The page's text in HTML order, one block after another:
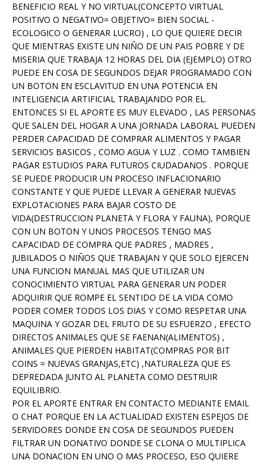
BENEFICIO REAL Y NO VIRTUAL(CONCEPTO VIRTUAL
POSITIVO O NEGATIVO= OBJETIVO= BIEN SOCIAL -
ECOLOGICO O GENERAR LUCRO) , LO QUE QUIERE DECIR
QUE MIENTRAS EXISTE UN NIÑO DE UN PAIS POBRE Y DE
MISERIA QUE TRABAJA 12 HORAS DEL DIA (EJEMPLO) OTRO
PUEDE EN COSA DE SEGUNDOS DEJAR PROGRAMADO CON
UN BOTON EN ESCLAVITUD EN UNA POTENCIA EN
INTELIGENCIA ARTIFICIAL TRABAJANDO POR EL.
ENTONCES SI EL APORTE ES MUY ELEVADO , LAS PERSONAS
QUE SALEN DEL HOGAR A UNA JORNADA LABORAL PUEDEN
PERDER CAPACIDAD DE COMPRAR ALIMENTOS Y PAGAR
SERVICIOS BASICOS , COMO AGUA Y LUZ . COMO TAMBIEN
PAGAR ESTUDIOS PARA FUTUROS CIUDADANOS . PORQUE
SE PUEDE PRODUCIR UN PROCESO INFLACIONARIO
CONSTANTE Y QUE PUEDE LLEVAR A GENERAR NUEVAS
EXPLOTACIONES PARA BAJAR COSTO DE
VIDA(DESTRUCCION PLANETA Y FLORA Y FAUNA), PORQUE
CON UN BOTON Y UNOS PROCESOS TENGO MAS
CAPACIDAD DE COMPRA QUE PADRES , MADRES ,
JUBILADOS O NIÑOS QUE TRABAJAN Y QUE SOLO EJERCEN
UNA FUNCION MANUAL MAS QUE UTILIZAR UN
CONOCIMIENTO VIRTUAL PARA GENERAR UN PODER
ADQUIRIR QUE ROMPE EL SENTIDO DE LA VIDA COMO
PODER COMER TODOS LOS DIAS Y COMO RESPETAR UNA
MAQUINA Y GOZAR DEL FRUTO DE SU ESFUERZO , EFECTO
DIRECTOS ANIMALES QUE SE FAENAN(ALIMENTOS) ,
ANIMALES QUE PIERDEN HABITAT(COMPRAS POR BIT
COINS = NUEVAS GRANJAS,ETC) ,NATURALEZA QUE ES
DEPREDADA JUNTO AL PLANETA COMO DESTRUIR
EQUILIBRIO.
POR EL APORTE ENTRAR EN CONTACTO MEDIANTE EMAIL
O CHAT PORQUE EN LA ACTUALIDAD EXISTEN ESPEJOS DE
SERVIDORES DONDE EN COSA DE SEGUNDOS PUEDEN
FILTRAR UN DONATIVO DONDE SE CLONA O MULTIPLICA
UNA DONACION EN UNO O MAS PROCESO, ESO QUIERE